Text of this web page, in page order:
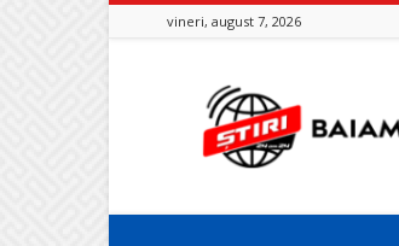
vineri, august 7, 2026
Baia
Mare
24